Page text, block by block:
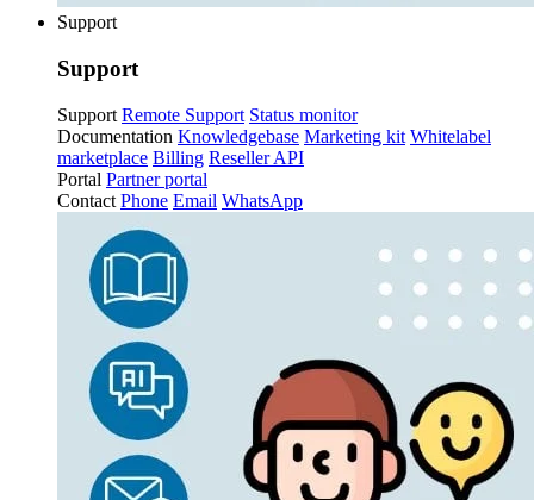
Support
Support
Support Remote Support Status monitor
Documentation Knowledgebase Marketing kit Whitelabel
marketplace Billing Reseller API
Portal Partner portal
Contact Phone Email WhatsApp